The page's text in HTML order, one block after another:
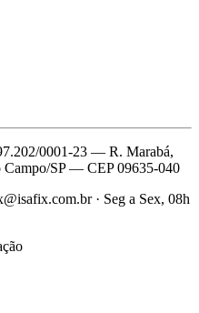
0001-23 — R. Marabá,
Campo/SP — CEP 09635-040
· Seg a Sex, 08h